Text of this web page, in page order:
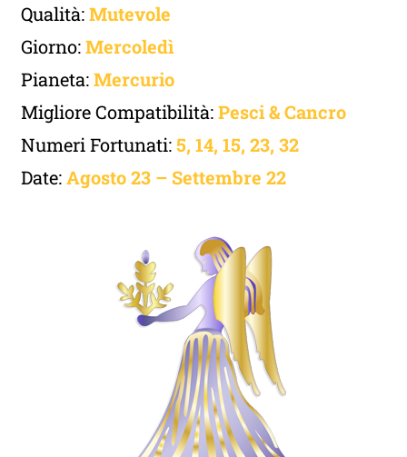
Qualità:Mutevole
Giorno:Mercoledì
Pianeta:Mercurio
Migliore Compatibilità:Pesci&Cancro
Numeri Fortunati:5, 14, 15, 23, 32
Date:Agosto 23 – Settembre 22